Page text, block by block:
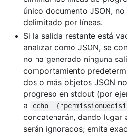
único documento JSON, no
delimitado por líneas.
Si la salida restante está
analizar como JSON, se
no ha generado ninguna
comportamiento
dos o más objetos JSON
progreso en stdout (por
a
echo
concatenarán, dando lugar
serán ignorados; emita